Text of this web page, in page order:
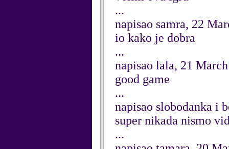
...
napisao samra, 22
io kako je dobra
...
napisao lala, 21
good game
...
napisao slobodanka i
super nikada nismo
...